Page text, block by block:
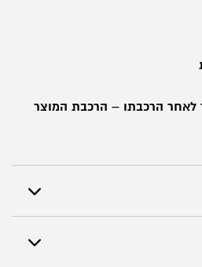
לאחר הרכבתו – הרכבת המוצר